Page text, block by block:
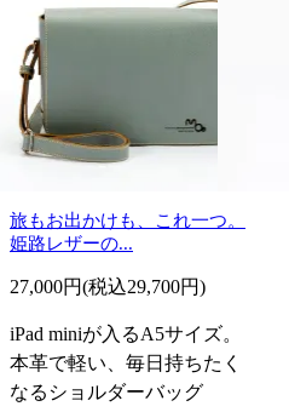
旅もお出かけも、これ一つ。
姫路レザーの...
27,000円(税込29,700円)
iPad miniが入るA5サイズ。
本革で軽い、毎日持ちたく
なるショルダーバッグ